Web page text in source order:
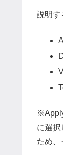
説明す
に選
ため、